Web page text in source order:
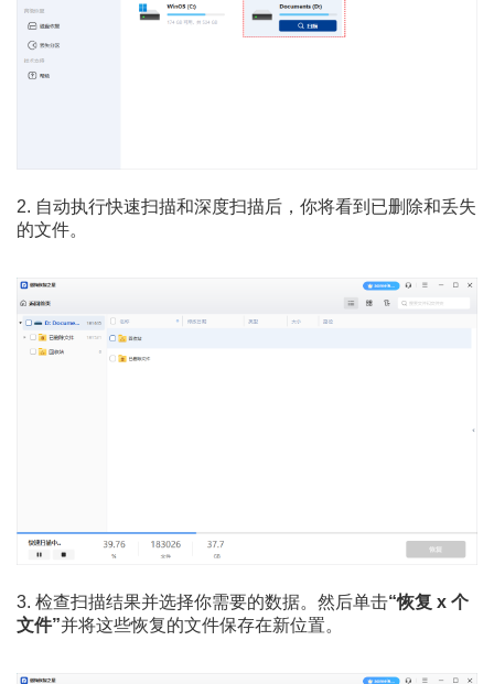
2. 自动执行快速扫描和深度扫描后，你将看到已删除和丢失
的文件。
3. 检查扫描结果并选择你需要的数据。然后单击“恢复 x 个
文件”并将这些恢复的文件保存在新位置。